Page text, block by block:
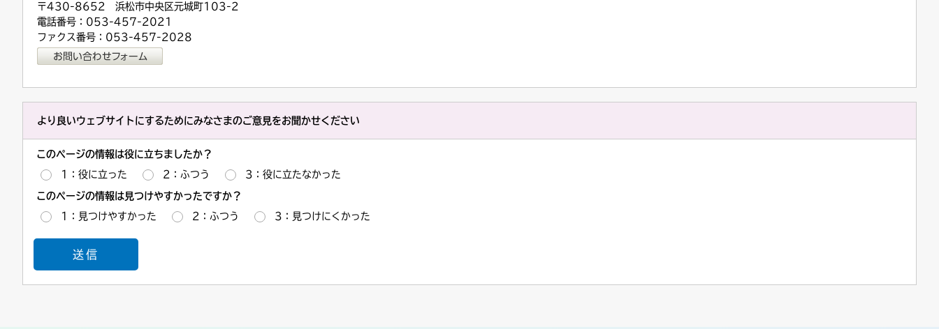
〒430-8652 浜松市中央区元城町103-2
電話番号：053-457-2021
ファクス番号：053-457-2028
より良いウェブサイトにするためにみなさまのご意見をお聞かせください
このページの情報は役に立ちましたか？
1：役に立った 2：ふつう 3：役に立たなかった
このページの情報は見つけやすかったですか？
1：見つけやすかった 2：ふつう 3：見つけにくかった